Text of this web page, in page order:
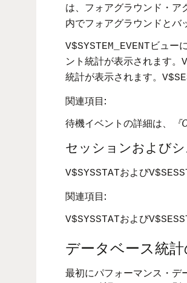
は、フォアグラウンド・ア
内でフォアグラウンドとバ
V$SYSTEM_EVENT ビュー
ント統計が表示されます。
統計が表示されます。
関連項目:
待機イベントの詳細は、
セッションおよび
V$SYSSTATおよび
関連項目:
V$SYSSTATおよび
データベース統
最初にパフォーマンス・デ